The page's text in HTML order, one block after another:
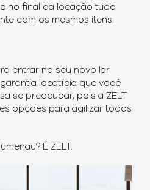
no final da locação tudo
com os mesmos itens.
entrar no seu novo lar
locatícia que você
se preocupar, pois a ZELT
opções para agilizar todos
É ZELT.